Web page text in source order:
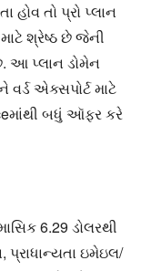
તો પ્રો પ્લાન
શ્રેષ્ઠ છે જેની
આ પ્લાન ડોમેન
એક્સપોર્ટ માટે
બધું ઑફર કરે
6.29 ડોલરથી
ઇમેઇલ/